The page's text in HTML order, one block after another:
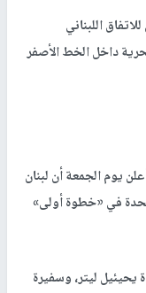
اللبناني
داخل الخط الأصفر
يوم الجمعة أن لبنان
في «خطوة أولى»
يحيئيل ليتر، وسفيرة